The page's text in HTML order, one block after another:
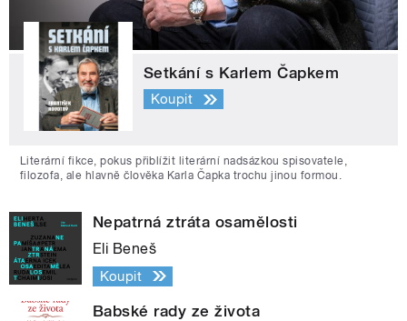
Setkání s Karlem Čapkem
Koupit
Literární fikce, pokus přiblížit literární nadsázkou spisovatele,
filozofa, ale hlavně člověka Karla Čapka trochu jinou formou.
Nepatrná ztráta osamělosti
Eli Beneš
Koupit
Babské rady ze života